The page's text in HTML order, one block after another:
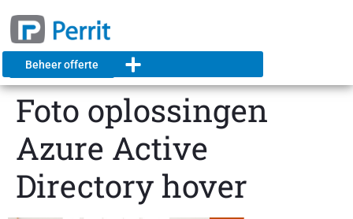
Beheer offerte
Foto oplossingen
Azure Active
Directory hover